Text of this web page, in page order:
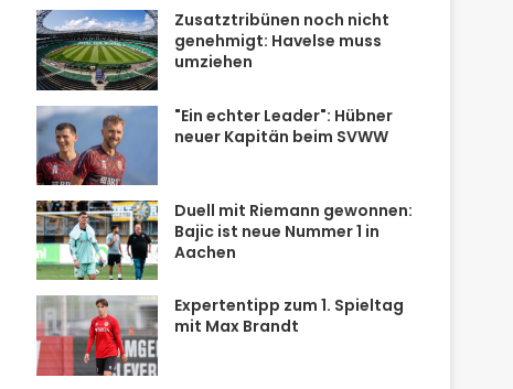
Zusatztribünen noch nicht
genehmigt: Havelse muss
umziehen
"Ein echter Leader": Hübner
neuer Kapitän beim SVWW
Duell mit Riemann gewonnen:
Bajic ist neue Nummer 1 in
Aachen
Expertentipp zum 1. Spieltag
mit Max Brandt